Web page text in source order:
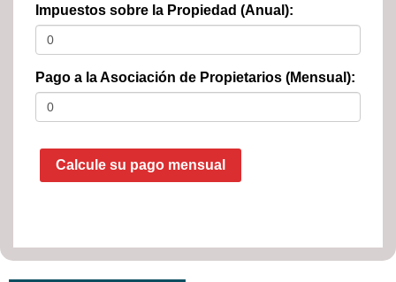
Impuestos sobre la Propiedad (Anual):
Pago a la Asociación de Propietarios (Mensual):
Calcule su pago mensual